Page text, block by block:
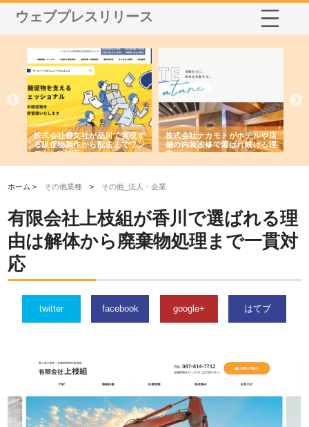
ウェブプレスリリース
株式会社スプリングエフが選ば
れる理由とOEMアパレル製造の
強み
桑木給食株式会社が福山市で選
ばれる手作り弁当配達の理由
ホーム > その他業種 > その他_法人・企業
有限会社上枝組が香川で選ばれる理
由は解体から廃棄物処理まで一貫対
応
twitter facebook google+ はてブ